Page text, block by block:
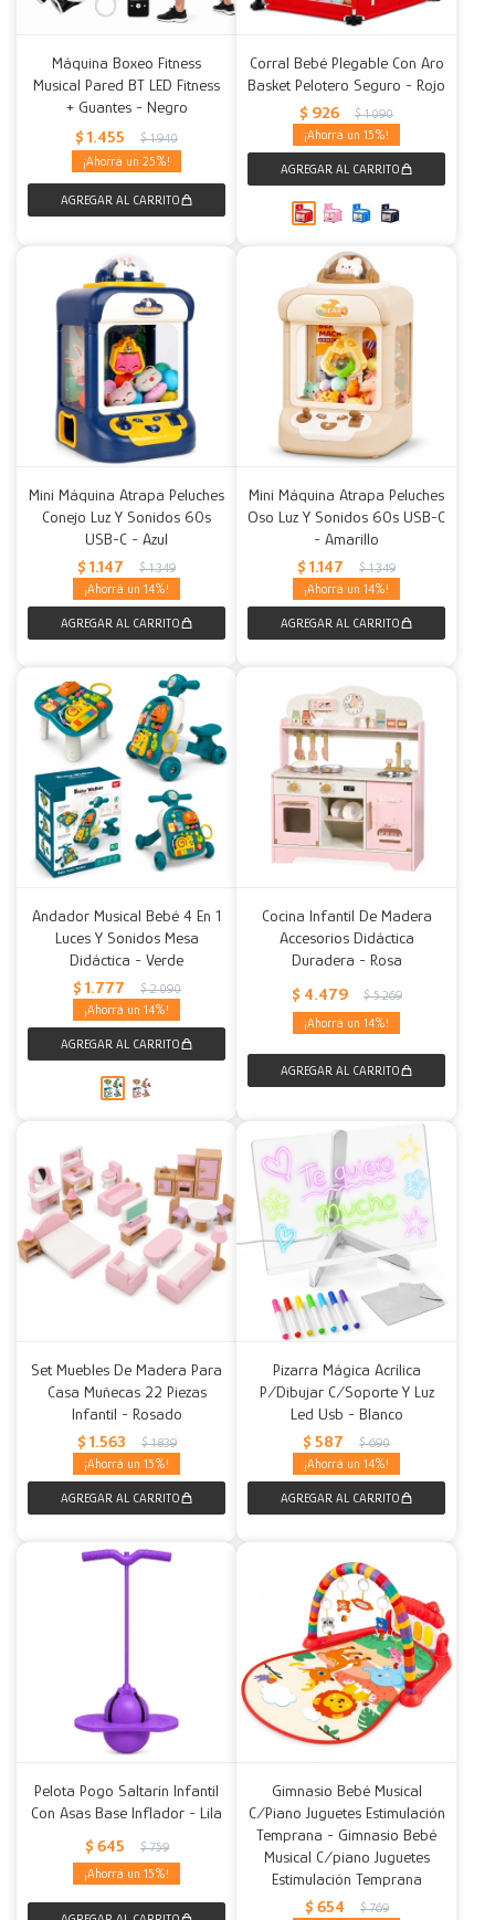
Máquina Boxeo Fitness
Musical Pared BT LED Fitness
+ Guantes - Negro
$ 1.455 $ 1.940
25
Corral Bebé Plegable Con Aro
Basket Pelotero Seguro - Rojo
$ 926 $ 1.090
15
Mini Máquina Atrapa Peluches
Conejo Luz Y Sonidos 60s
USB-C - Azul
$ 1.147 $ 1.349
14
Mini Máquina Atrapa Peluches
Oso Luz Y Sonidos 60s USB-C
- Amarillo
$ 1.147 $ 1.349
14
Andador Musical Bebé 4 En 1
Luces Y Sonidos Mesa
Didáctica - Verde
$ 1.777 $ 2.090
14
Cocina Infantil De Madera
Accesorios Didáctica
Duradera - Rosa
$ 4.479 $ 5.269
14
Set Muebles De Madera Para
Casa Muñecas 22 Piezas
Infantil - Rosado
$ 1.563 $ 1.839
15
Pizarra Mágica Acrílica
P/Dibujar C/Soporte Y Luz
Led Usb - Blanco
$ 587 $ 690
14
Pelota Pogo Saltarín Infantil
Con Asas Base Inflador - Lila
$ 645 $ 759
15
Gimnasio Bebé Musical
C/Piano Juguetes Estimulación
Temprana - Gimnasio Bebé
Musical C/piano Juguetes
Estimulación Temprana
$ 654 $ 769